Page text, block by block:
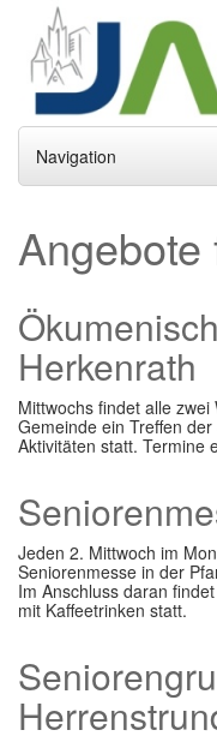
Navigation
Aktuelles
Gottesdienste und
Pfarrei
Gremien
Einrichtungen
Im Überblick
Links
Kontakt
Herkenrath
Mittwochs findet alle
Gemeinde ein Treffen
Aktivitäten statt. Termine
Jeden 2. Mittwoch im
Seniorenmesse in der
Im Anschluss daran
mit Kaffeetrinken statt.